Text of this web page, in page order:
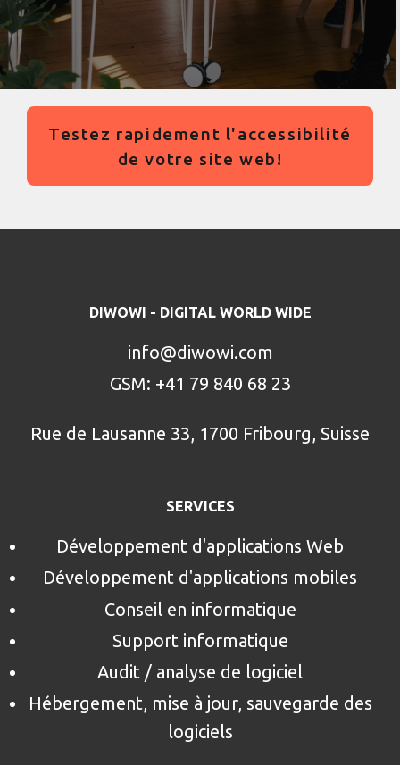
Testez rapidement l'accessibilité
de votre site web!
DIWOWI - DIGITAL WORLD WIDE
info@diwowi.com
GSM: +41 79 840 68 23
Rue de Lausanne 33, 1700 Fribourg, Suisse
SERVICES
Développement d'applications Web
Développement d'applications mobiles
Conseil en informatique
Support informatique
Audit / analyse de logiciel
Hébergement, mise à jour, sauvegarde des
logiciels